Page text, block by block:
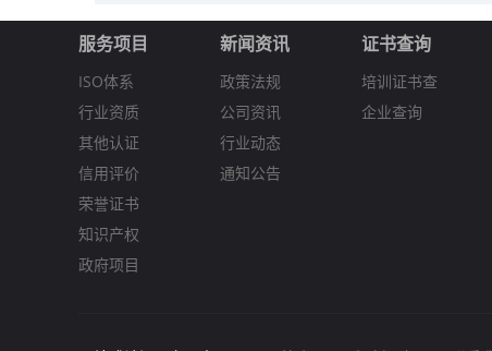
服务项目
ISO体系
行业资质
其他认证
信用评价
荣誉证书
知识产权
政府项目
新闻资讯
政策法规
公司资讯
行业动态
通知公告
证书查询
培训证书查
企业查询